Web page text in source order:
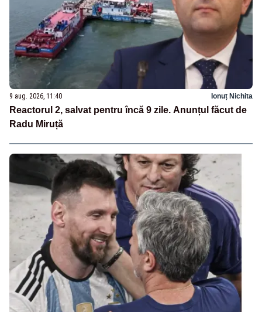
9 aug. 2026, 11:40 Ionuț Nichita
Reactorul 2, salvat pentru încă 9 zile. Anunțul făcut de
Radu Miruță